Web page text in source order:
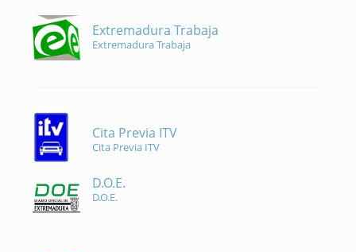
Extremadura Trabaja
Extremadura Trabaja
Cita Previa ITV
Cita Previa ITV
D.O.E.
D.O.E.